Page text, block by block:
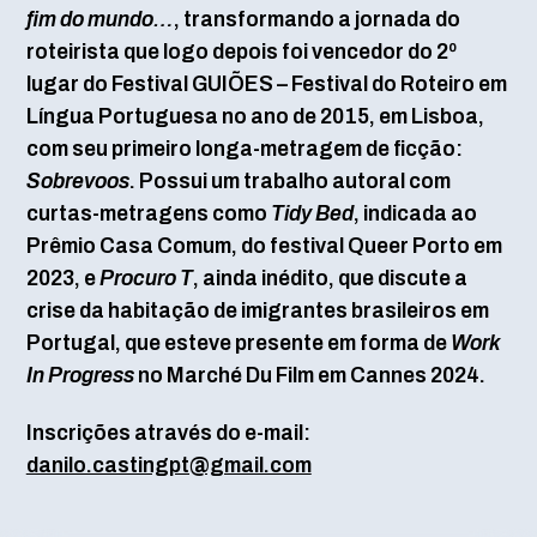
fim do mundo…, transformando a jornada do
roteirista que logo depois foi vencedor do 2º
lugar do Festival GUIÕES – Festival do Roteiro em
Língua Portuguesa no ano de 2015, em Lisboa,
com seu primeiro longa-metragem de ficção:
Sobrevoos. Possui um trabalho autoral com
curtas-metragens como Tidy Bed, indicada ao
Prêmio Casa Comum, do festival Queer Porto em
2023, eProcuro T, ainda inédito, que discute a
crise da habitação de imigrantes brasileiros em
Portugal, que esteve presente em forma deWork
In Progressno Marché Du Film em Cannes 2024.
Inscrições através do e-mail:
danilo.castingpt@gmail.com